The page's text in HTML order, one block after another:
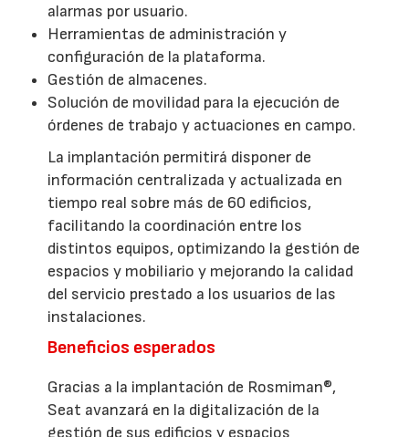
alarmas por usuario.
Herramientas de administración y
configuración de la plataforma.
Gestión de almacenes.
Solución de movilidad para la ejecución de
órdenes de trabajo y actuaciones en campo.
La implantación permitirá disponer de
información centralizada y actualizada en
tiempo real sobre más de 60 edificios,
facilitando la coordinación entre los
distintos equipos, optimizando la gestión de
espacios y mobiliario y mejorando la calidad
del servicio prestado a los usuarios de las
instalaciones.
Beneficios esperados
Gracias a la implantación de Rosmiman®,
Seat avanzará en la digitalización de la
gestión de sus edificios y espacios